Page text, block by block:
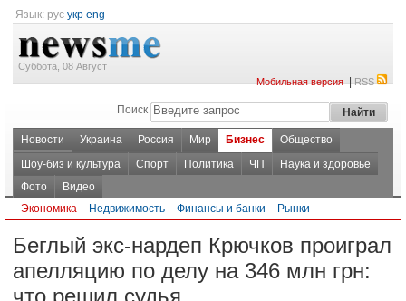
Язык: рус укр eng
Суббота, 08 Август
Мобильная версия|RSS
Поиск
Новости Украина Россия Мир Бизнес
Общество
Шоу-биз и культура
Спорт Политика ЧП
Наука и здоровье
Фото
Видео
Экономика
Недвижимость Финансы и банки Рынки
Беглый экс-нардеп Крючков проиграл
апелляцию по делу на 346 млн грн:
что решил судья